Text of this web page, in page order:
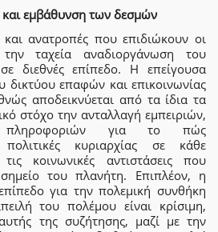
και εμβάθυνση των δεσμών
ανατροπές που επιδιώκουν οι
την ταχεία αναδιοργάνωση του
διεθνές επίπεδο. Η επείγουσα
δικτύου επαφών και επικοινωνίας
αποδεικνύεται από τα ίδια τα
στόχο την ανταλλαγή εμπειριών,
πληροφοριών για το πώς
κυριαρχίας σε κάθε
κοινωνικές αντιστάσεις που
του πλανήτη. Επιπλέον, η
για την πολεμική συνθήκη
του πολέμου είναι κρίσιμη,
της συζήτησης, μαζί με την